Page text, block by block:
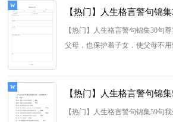
【热门】人生格言警句锦
【热门】人生格言警句锦集30句
父母，也保护着子女，使父母不用
【热门】人生格言警句锦
【热门】人生格言警句锦集59句